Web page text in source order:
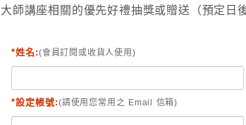
大師講座相關的優先好禮抽獎或贈送（預定日
*姓名:(會員訂閱或收貨人使用)
*設定帳號:(請使用您常用之 Email 信箱)